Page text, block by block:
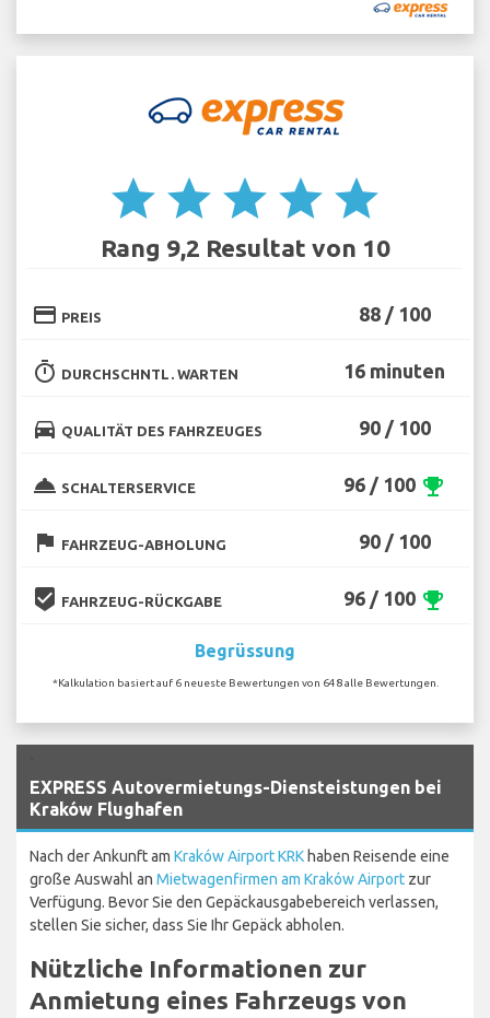
star star star star star
Rang 9,2 Resultat von 10
credit_card PREIS 88 / 100
timer DURCHSCHNTL. WARTEN 16 minuten
directions_car QUALITÄT DES FAHRZEUGES 90 / 100
room_service SCHALTERSERVICE 96 / 100 emoji_events
flag FAHRZEUG-ABHOLUNG 90 / 100
beenhere FAHRZEUG-RÜCKGABE 96 / 100 emoji_events
Begrüssung
*Kalkulation basiert auf 6 neueste Bewertungen von 648 alle Bewertungen.
EXPRESS Autovermietungs-Diensteistungen bei
Kraków Flughafen
Nach der Ankunft am Kraków Airport KRKhaben Reisende eine
große Auswahl an Mietwagenfirmen am Kraków Airport zur
Verfügung. Bevor Sie den Gepäckausgabebereich verlassen,
stellen Sie sicher, dass Sie Ihr Gepäck abholen.
Nützliche Informationen zur
Anmietung eines Fahrzeugs von